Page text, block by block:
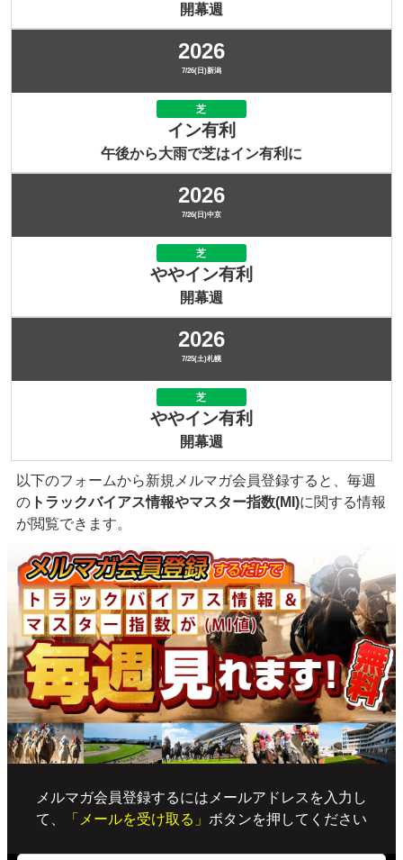
開幕週
2026
7/26(日)新潟
芝
イン有利
午後から大雨で芝はイン有利に
2026
7/26(日)中京
芝
ややイン有利
開幕週
2026
7/25(土)札幌
芝
ややイン有利
開幕週
以下のフォームから新規メルマガ会員登録すると、毎週
の トラックバイアス情報やマスター指数(MI)に関する情報
が閲覧できます。
メルマガ会員登録するにはメールアドレスを入力し
て、
「メールを受け取る」 ボタンを押してください